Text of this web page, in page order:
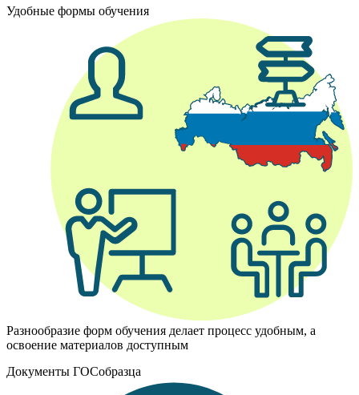
Удобные формы обучения
Разнообразие форм обучения делает процесс удобным, а
освоение материалов доступным
Документы ГОСобразца